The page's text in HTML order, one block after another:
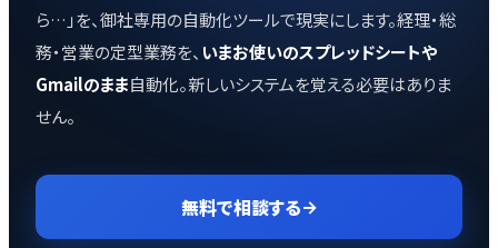
ら…」を、御社専用の自動化ツールで現実にします。経理・総
務・営業の定型業務を、 いまお使いのスプレッドシートや
Gmailのまま自動化。新しいシステムを覚える必要はありま
せん。
無料で相談する→